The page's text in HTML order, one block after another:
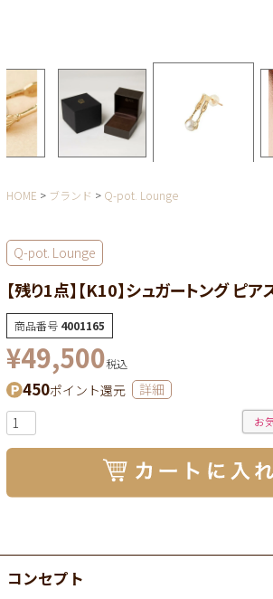
HOME ブランド Q-pot. Lounge
Q-pot. Lounge
【残り1点】【K10】シュガートング ピア
商品番号 4001165
¥49,500税込
450ポイント還元 詳細
お
コンセプト